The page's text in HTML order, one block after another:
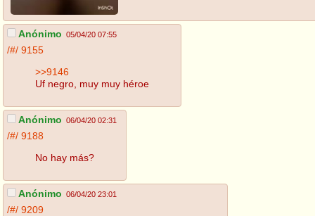
Anónimo 05/04/20 07:55
/#/ 9155
>>9146
Uf negro, muy muy héroe
Anónimo 06/04/20 02:31
/#/ 9188
No hay más?
Anónimo 06/04/20 23:01
/#/ 9209